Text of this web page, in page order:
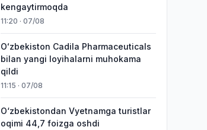
kengaytirmoqda
11:20 · 07/08
Oʻzbekiston Cadila Pharmaceuticals
bilan yangi loyihalarni muhokama
qildi
11:15 · 07/08
O‘zbekistondan Vyetnamga turistlar
oqimi 44,7 foizga oshdi